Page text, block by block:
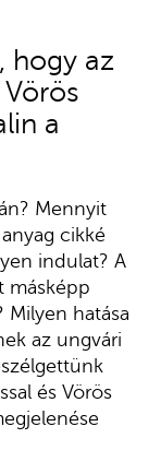
hogy az
a
Mennyit
cikké
indulat? A
másképp
Milyen hatása
az ungvári
és Vörös